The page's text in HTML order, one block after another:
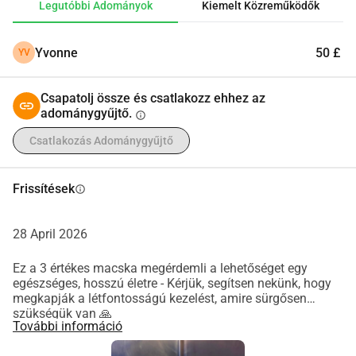
közvetlenül a kezelésükre és gondozásukra megy. Még
gondolnád.Nagyon köszönjük a támogatásodat
Legutóbbi Adományok Kiemelt Közreműködők
YV Yvonne 50 £
Csapatolj össze és csatlakozz ehhez az
adománygyűjtő. info
Csatlakozás Adománygyűjtő
Frissítésekinfo
28 April 2026
Ez a 3 értékes macska megérdemli a lehetőséget egy
egészséges, hosszú életre - Kérjük, segítsen nekünk, hogy
megkapják a létfontosságú kezelést, amire sürgősen
szükségük van 🙏
További információ